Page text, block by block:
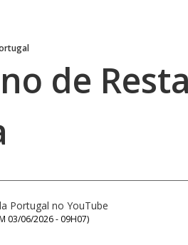
de
Portugal no YouTube
03/06/2026 - 09H07)